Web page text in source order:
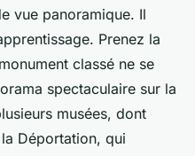
vue panoramique. Il
Prenez la
classé ne se
spectaculaire sur la
musées, dont
Déportation, qui